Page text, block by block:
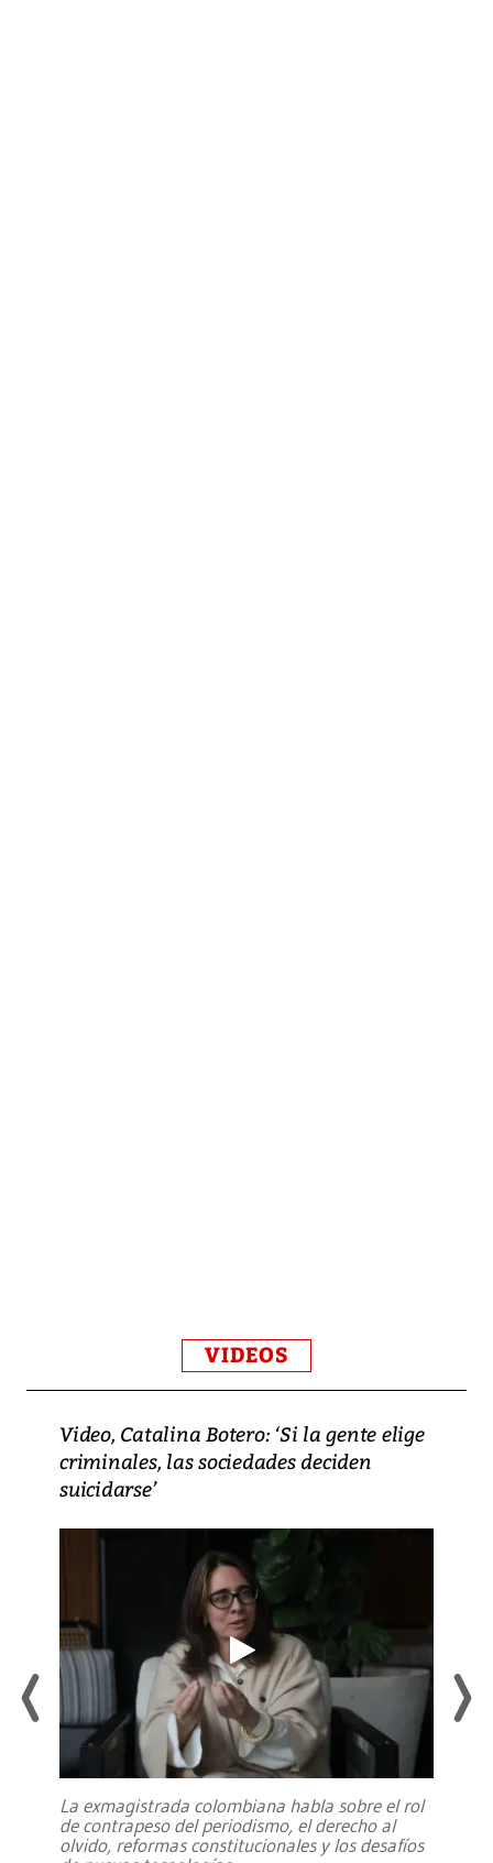
VIDEOS
Video, Catalina Botero: ‘Si la gente elige
criminales, las sociedades deciden
suicidarse’
La exmagistrada colombiana habla sobre el rol
de contrapeso del periodismo, el derecho al
olvido, reformas constitucionales y los desafíos